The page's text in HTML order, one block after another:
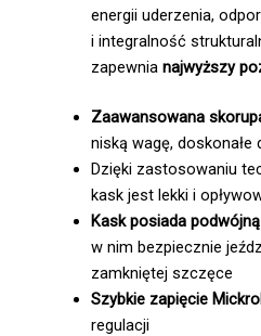
energii uderzenia,
i integralność
zapewnia najwyższy
Zaawansowana
niską wagę,
Dzięki zastosowaniu
kask jest lekki i
Kask posiada
w nim bezpiecznie
zamkniętej szczęce
Szybkie zapięcie
regulacji